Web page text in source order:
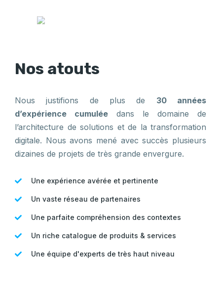
Nos atouts
Nous justifions de plus de 30 années
d’expérience cumulée dans le domaine de
l’architecture de solutions et de la transformation
digitale. Nous avons mené avec succès plusieurs
dizaines de projets de très grande envergure.
Une expérience avérée et pertinente
Un vaste réseau de partenaires
Une parfaite compréhension des contextes
Un riche catalogue de produits & services
Une équipe d'experts de très haut niveau